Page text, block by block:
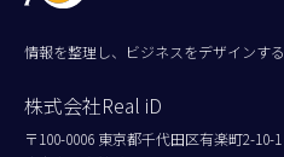
情報を整理し、ビジネスをデザインする
株式会社Real iD
〒100-0006 東京都千代田区有楽町2-10-1